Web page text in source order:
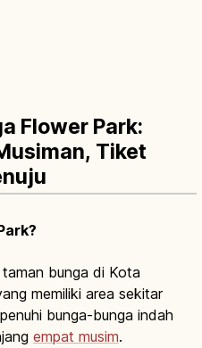
Flower Park:
Tiket
bunga di Kota
memiliki area sekitar
bunga-bunga indah
empat musim.